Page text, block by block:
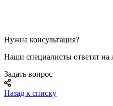
Нужна консультация?
Наши специалисты ответят
Задать вопрос
Назад к списку